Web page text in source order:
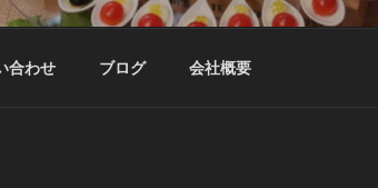
合わせ ブログ 会社概要